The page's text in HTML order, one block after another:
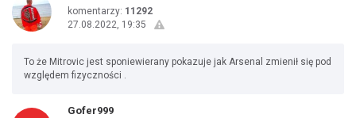
komentarzy: 11292
27.08.2022, 19:35
To że Mitrovic jest sponiewierany pokazuje jak Arsenal zmienił się pod
względem fizyczności .
Gofer999